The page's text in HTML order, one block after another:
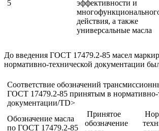
5
эффективности и
действия, а также
универсальные масла
До введения ГОСТ 17479.2-85 масел
нормативно-технической документации
Соответствие обозначений
ГОСТ 17479.2-85 принятым в нормативно-
документации/TD>
Обозначение масла
по ГОСТ 17479.2-85
Принятое
обозначение